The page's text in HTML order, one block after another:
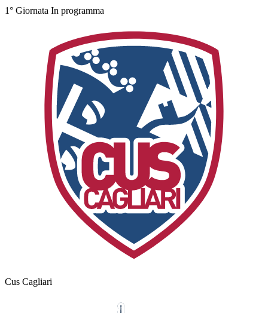
1° Giornata In programma
Cus Cagliari